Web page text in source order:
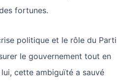
fortunes.
politique et le rôle du Parti
le gouvernement tout en
cette ambiguïté a sauvé